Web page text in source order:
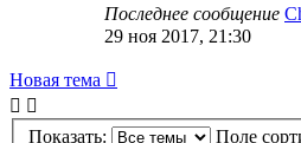
Последнее сообщение
29 ноя 2017, 21:30
Новая тема
Показать:
Поле